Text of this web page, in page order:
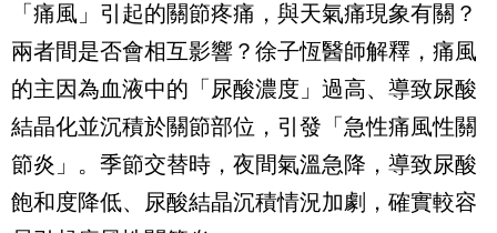
「痛風」引起的關節疼痛，與天氣痛現象有關？
兩者間是否會相互影響？徐子恆醫師解釋，痛風
的主因為血液中的「尿酸濃度」過高、導致尿酸
結晶化並沉積於關節部位，引發「急性痛風性關
節炎」。季節交替時，夜間氣溫急降，導致尿酸
飽和度降低、尿酸結晶沉積情況加劇，確實較容